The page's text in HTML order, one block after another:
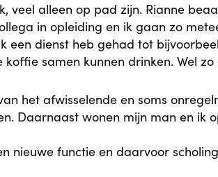
veel alleen op pad zijn. Rianne
in opleiding en ik gaan zo
een dienst heb gehad tot
samen kunnen drinken. Wel zo
het afwisselende en soms
Daarnaast wonen mijn man en ik
nieuwe functie en daarvoor